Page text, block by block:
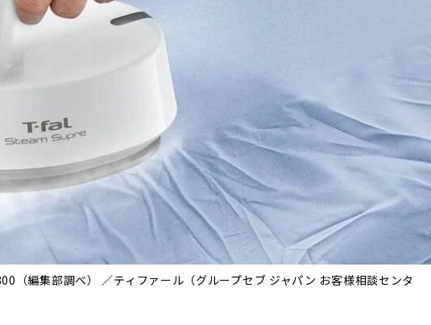
（編集部調べ） ／ティファール（グループセブ ジャパン お客様相談センタ